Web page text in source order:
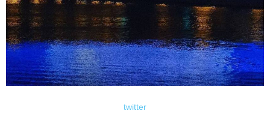
twitter